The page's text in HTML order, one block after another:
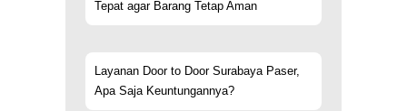
Tepat agar Barang Tetap Aman
Layanan Door to Door Surabaya Paser,
Apa Saja Keuntungannya?